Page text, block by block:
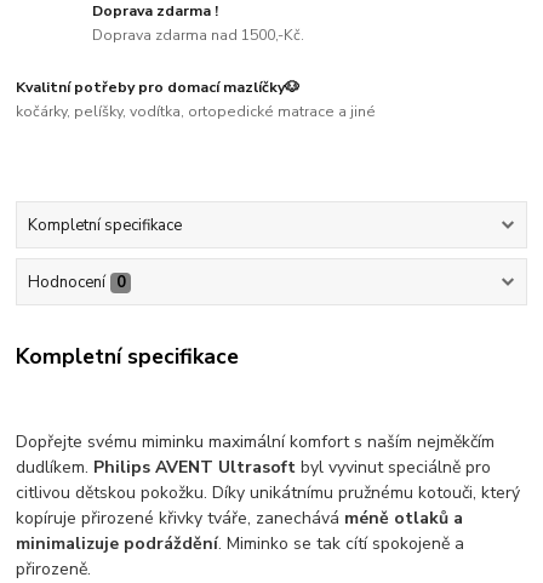
Doprava zdarma !
Doprava zdarma nad 1500,-Kč.
Kvalitní potřeby pro domací mazlíčky🐶
kočárky, pelíšky, vodítka, ortopedické matrace a jiné
Kompletní specifikace
Hodnocení 0
Kompletní specifikace
Dopřejte svému miminku maximální komfort s naším nejměkčím
dudlíkem. Philips AVENT Ultrasoft byl vyvinut speciálně pro
citlivou dětskou pokožku. Díky unikátnímu pružnému kotouči, který
kopíruje přirozené křivky tváře, zanechává méně otlaků a
minimalizuje podráždění. Miminko se tak cítí spokojeně a
přirozeně.